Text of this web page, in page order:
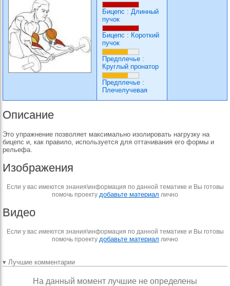
Бицепс : Длинный
пучок
Бицепс : Короткий
пучок
Предплечье :
Круглый пронатор
Предплечье :
Плечелучевая
Описание
Это упражнение позволяет максимально изолировать нагрузку на
бицепс и, как правило, используется для оттачивания его формы и
рельефа.
Изображения
Если у вас имеются знания\информация по данной тематике и Вы готовы
помочь проекту добавьте материал лично
Видео
Если у вас имеются знания\информация по данной тематике и Вы готовы
помочь проекту добавьте материал лично
▾ Лучшие комментарии
На данный момент лучшие не определены